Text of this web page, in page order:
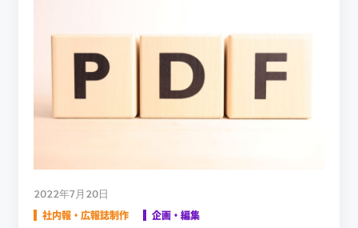
2022年7月20日
社内報・広報誌制作 企画・編集